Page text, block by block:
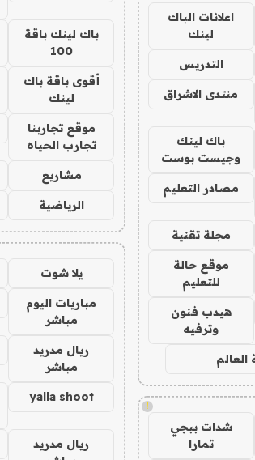
اعلانات الباك
لينك
التدريس
منتدى الاشراق
باك لينك
وجيست بوست
مصادر التعليم
مجلة تقنية
موقع حالة
للتعليم
هيدب فنون
وترفيه
!
شدات ببجي
تمارا
باك لينك باقة
100
أقوى باقة باك
لينك
موقع تجاربنا
تجارب الحياه
مشاريع
الرياضية
يلا شوت
مباريات اليوم
مباشر
ريال مدريد
مباشر
yalla shoot
ريال مدريد